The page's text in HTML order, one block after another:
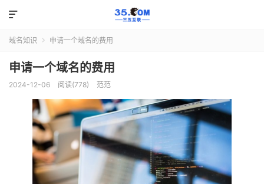

域名知识  申请一个域名的费用
申请一个域名的费用
2024-12-06 阅读(778) 范范